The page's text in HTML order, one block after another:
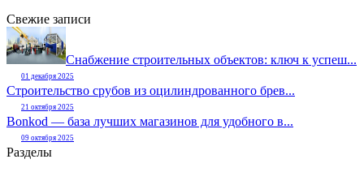
Свежие записи
Снабжение строительных объектов: ключ к успеш...
01 декабря 2025
Строительство срубов из оцилиндрованного брев...
21 октября 2025
Bonkod — база лучших магазинов для удобного в...
09 октября 2025
Разделы